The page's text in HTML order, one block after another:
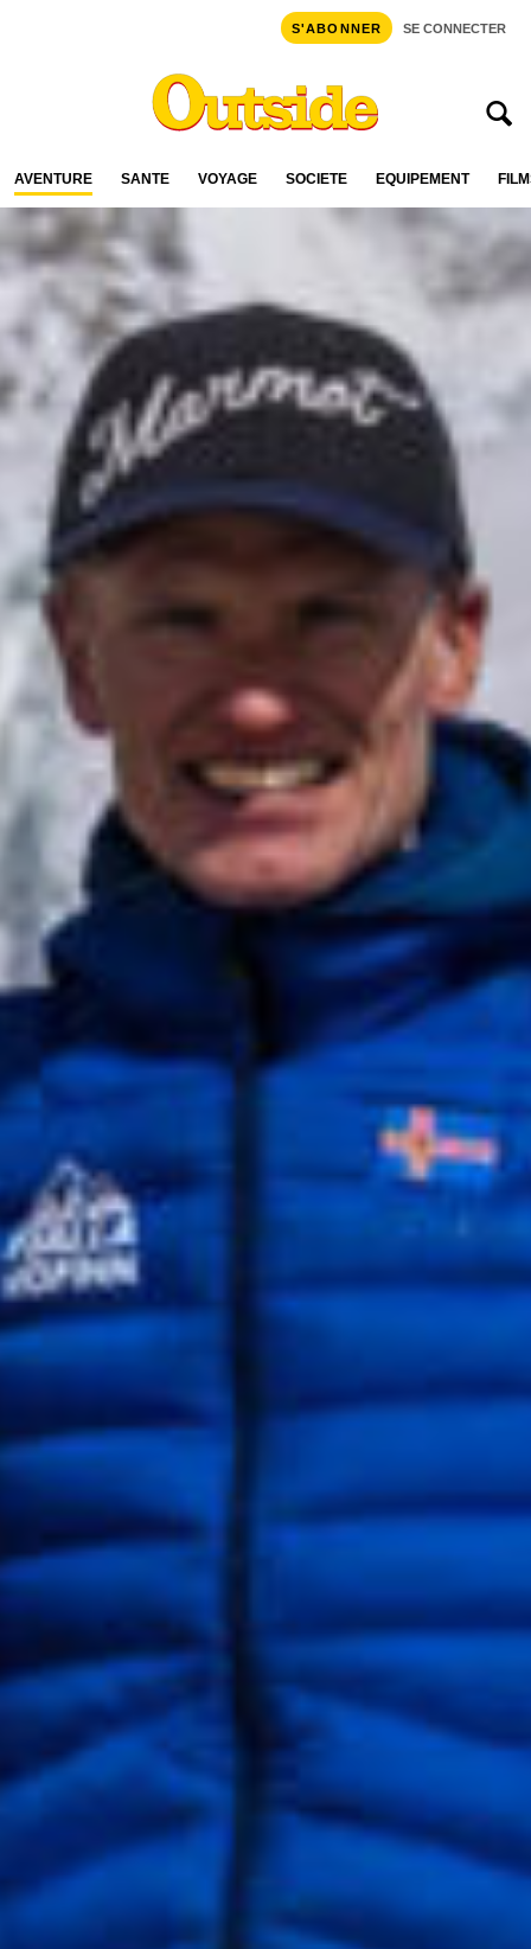
S'ABONNER SE CONNECTER
AVENTURE SANTÉ VOYAGE SOCIÉTÉ ÉQUIPEMENT